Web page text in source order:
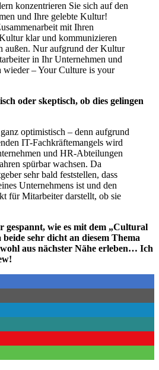
konzentrieren Sie sich auf den
und Ihre gelebte Kultur!
mit Ihren
klar und kommunizieren
außen. Nur aufgrund der Kultur
in Ihr Unternehmen und
wieder – Your Culture is your
oder skeptisch, ob dies gelingen
optimistisch – denn aufgrund
IT-Fachkräftemangels wird
und HR-Abteilungen
spürbar wachsen. Da
sehr bald feststellen, dass
Unternehmens ist und den
für Mitarbeiter darstellt, ob sie
gespannt, wie es mit dem „Cultural
sehr dicht an diesem Thema
aus nächster Nähe erleben… Ich